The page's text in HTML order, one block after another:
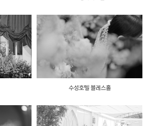
수성호텔 블레스홀